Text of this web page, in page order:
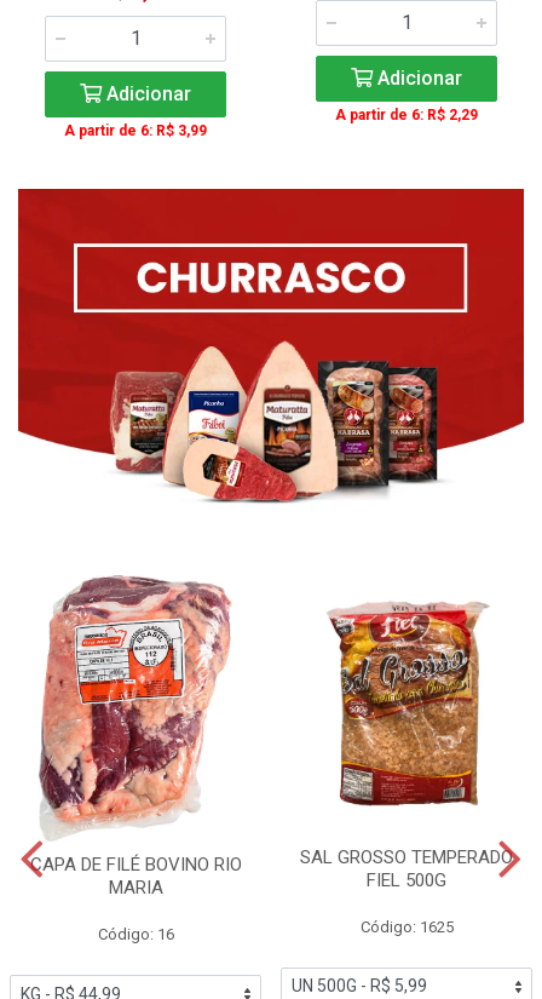
Adicionar
A partir de 6: R$ 3,99
Adicionar
A partir de 6: R$ 2,29
CAPA DE FILÉ BOVINO RIO
MARIA
Código: 16
SAL GROSSO TEMPERADO
FIEL 500G
Código: 1625